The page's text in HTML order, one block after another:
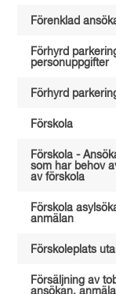
Förenklad
Förhyrd
personuppgifter
Förhyrd
Förskola
Förskola -
som har behov
av förskola
Förskola
anmälan
Förskoleplats
Försäljning av
ansökan,